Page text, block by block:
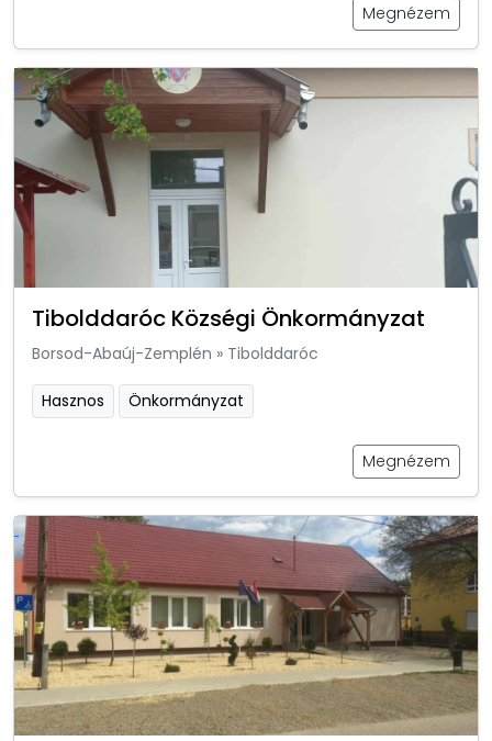
Megnézem
Tibolddaróc Községi Önkormányzat
Borsod-Abaúj-Zemplén » Tibolddaróc
Hasznos Önkormányzat
Megnézem